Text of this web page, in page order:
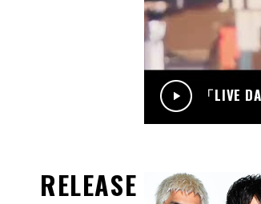
「LIVE
RELEASE